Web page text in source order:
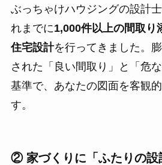
ぶっちゃけハウジングの設計
れまでに1,000件以上の間取り
住宅設計を行ってきました。
された「良い間取り」と「危
基準で、あなたの図面を客観
す。
② 家づくりに「ふたりの設